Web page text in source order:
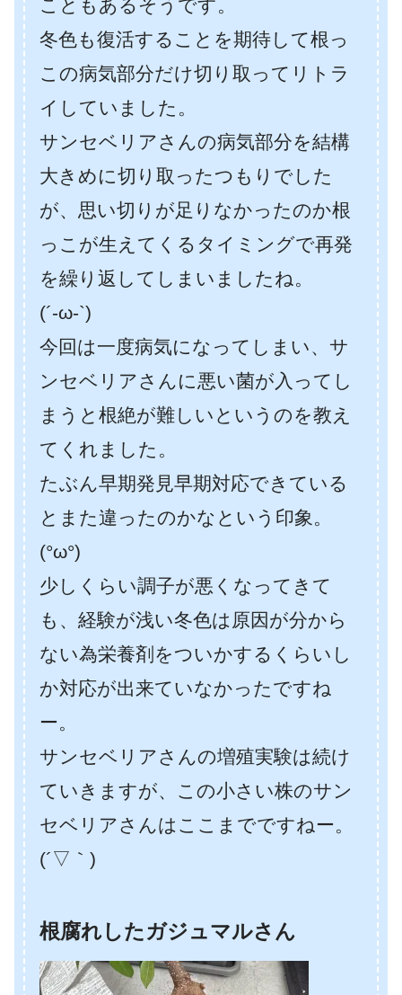
こともあるそうです。
冬色も復活することを期待して根っ
この病気部分だけ切り取ってリトラ
イしていました。
サンセベリアさんの病気部分を結構
大きめに切り取ったつもりでした
が、思い切りが足りなかったのか根
っこが生えてくるタイミングで再発
を繰り返してしまいましたね。
(´-ω-`)
今回は一度病気になってしまい、サ
ンセベリアさんに悪い菌が入ってし
まうと根絶が難しいというのを教え
てくれました。
たぶん早期発見早期対応できている
とまた違ったのかなという印象。
(°ω°)
少しくらい調子が悪くなってきて
も、経験が浅い冬色は原因が分から
ない為栄養剤をついかするくらいし
か対応が出来ていなかったですね
ー。
サンセベリアさんの増殖実験は続け
ていきますが、この小さい株のサン
セベリアさんはここまでですねー。
(´▽｀)
根腐れしたガジュマルさん